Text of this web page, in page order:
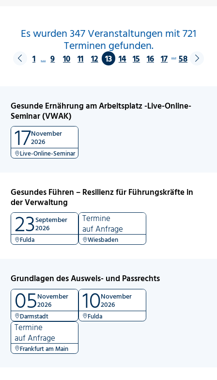
Es wurden 347 Veranstaltungen mit 721
Terminen gefunden.
1 … 9 10 11 12 13 14 15 16 17 … 58
Gesunde Ernährung am Arbeitsplatz -Live-Online-
Seminar (VWAK)
17November
2026
Live-Online-Seminar
Gesundes Führen – Resilienz für Führungskräfte in
der Verwaltung
23September
2026
Fulda
Termine
auf Anfrage
Wiesbaden
Grundlagen des Ausweis- und Passrechts
05November
2026
Darmstadt 10November
2026
Fulda
Termine
auf Anfrage
Frankfurt am Main